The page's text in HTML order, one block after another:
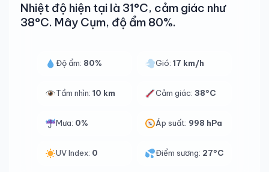
Nhiệt độ hiện tại là 31°C, cảm giác như
38°C. Mây Cụm, độ ẩm 80%.
Độ ẩm: 80% Gió:17 km/h
Tầm nhìn: 10 km Cảm giác:38°C
Mưa: 0% Áp suất: 998 hPa
UV Index: 0 Điểm sương: 27°C